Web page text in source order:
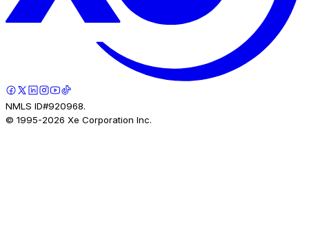
NMLS ID#920968.
© 1995-2026 Xe Corporation Inc.